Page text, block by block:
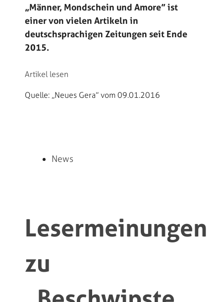
„Männer, Mondschein und Amore” ist
einer von vielen Artikeln in
deutschsprachigen Zeitungen seit Ende
2015.
Artikel lesen
Quelle: „Neues Gera” vom 09.01.2016
News
Lesermeinungen
zu